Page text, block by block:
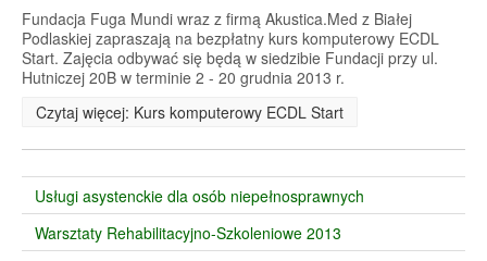
Fundacja Fuga Mundi wraz z firmą Akustica.Med z Białej
Podlaskiej zapraszają na bezpłatny kurs komputerowy ECDL
Start. Zajęcia odbywać się będą w siedzibie Fundacji przy ul.
Hutniczej 20B w terminie 2 - 20 grudnia 2013 r.
Czytaj więcej: Kurs komputerowy ECDL Start
Usługi asystenckie dla osób niepełnosprawnych
Warsztaty Rehabilitacyjno-Szkoleniowe 2013